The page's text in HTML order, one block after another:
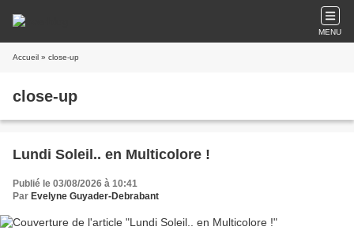
MENU
Accueil » close-up
close-up
Lundi Soleil.. en Multicolore !
Publié le 03/08/2026 à 10:41
Par Evelyne Guyader-Debrabant